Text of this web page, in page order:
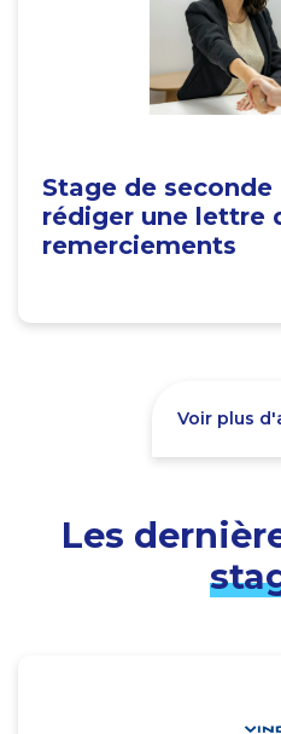
Stage de
rédiger une lettre
remerciements
Voir plus
Les